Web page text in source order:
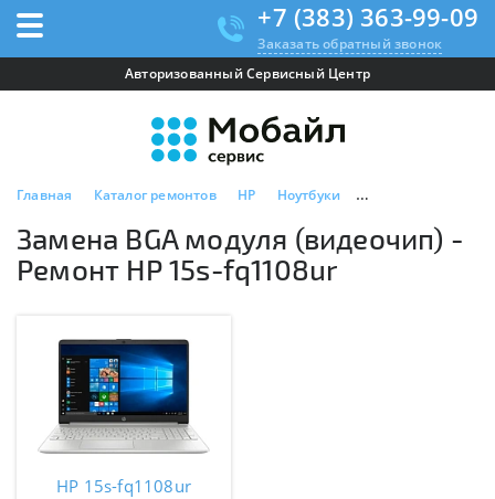
+7 (383) 363-99-09
Заказать обратный звонок
Авторизованный Сервисный Центр
Главная Каталог ремонтов HP Ноутбуки HP 15s-fq1108ur
Замена BGA модуля (видеочип) -
Ремонт HP 15s-fq1108ur
HP 15s-fq1108ur